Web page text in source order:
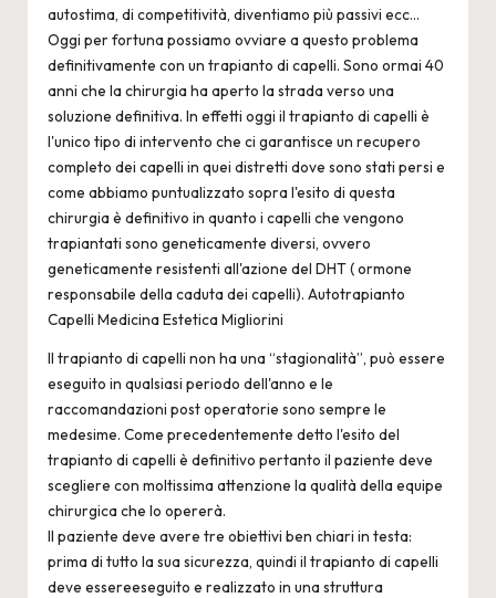
autostima, di competitività, diventiamo più passivi ecc...
Oggi per fortuna possiamo ovviare a questo problema
definitivamente con un trapianto di capelli. Sono ormai 40
anni che la chirurgia ha aperto la strada verso una
soluzione definitiva. In effetti oggi il trapianto di capelli è
l'unico tipo di intervento che ci garantisce un recupero
completo dei capelli in quei distretti dove sono stati persi e
come abbiamo puntualizzato sopra l'esito di questa
chirurgia è definitivo in quanto i capelli che vengono
trapiantati sono geneticamente diversi, ovvero
geneticamente resistenti all'azione del DHT ( ormone
responsabile della caduta dei capelli). Autotrapianto
Capelli Medicina Estetica Migliorini
Il trapianto di capelli non ha una “stagionalità”, può essere
eseguito in qualsiasi periodo dell'anno e le
raccomandazioni post operatorie sono sempre le
medesime. Come precedentemente detto l'esito del
trapianto di capelli è definitivo pertanto il paziente deve
scegliere con moltissima attenzione la qualità della equipe
chirurgica che lo opererà.
Il paziente deve avere tre obiettivi ben chiari in testa:
prima di tutto la sua sicurezza, quindi il trapianto di capelli
deve essereeseguito e realizzato in una struttura